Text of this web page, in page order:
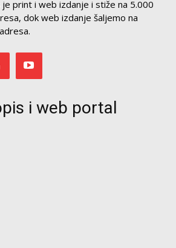
print i web izdanje i stiže na 5.000
dok web izdanje šaljemo na
i web portal